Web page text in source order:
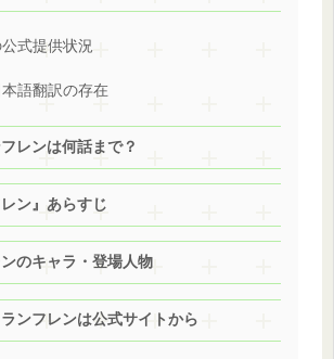
式提供状況
語翻訳の存在
レンは何話まで？
レン』あらすじ
のキャラ・登場人物
ンフレンは公式サイトから